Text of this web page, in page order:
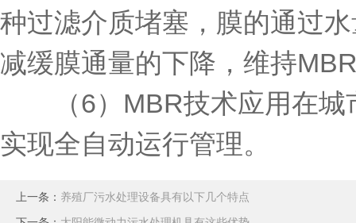
种过滤介质堵塞，膜的通过
减缓膜通量的下降，维持
（6）MBR技术应用在城
实现全自动运行管理。
上一条： 养殖厂污水处理设备具有以下几个特点